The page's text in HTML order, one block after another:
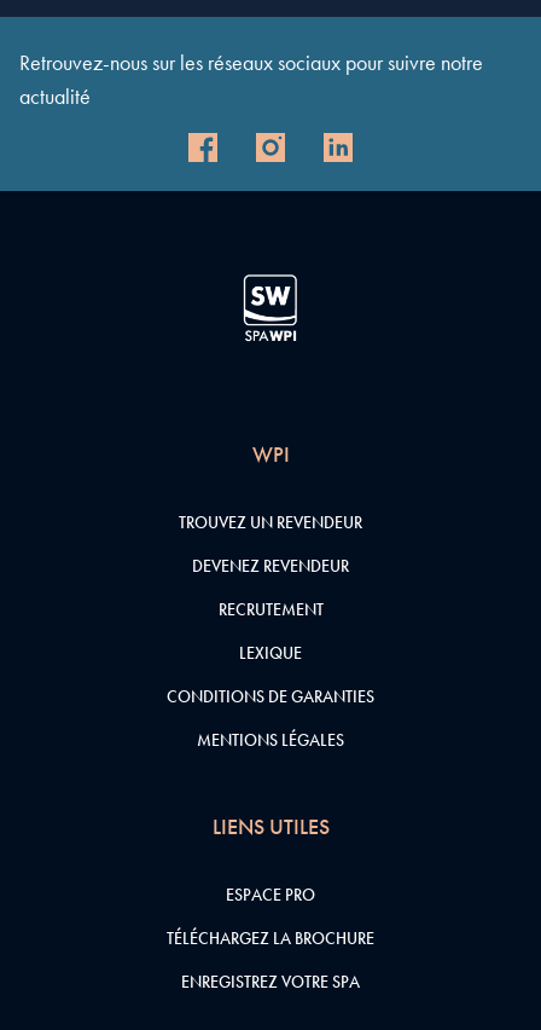
Retrouvez-nous sur les réseaux sociaux pour suivre notre
actualité
WPI
TROUVEZ UN REVENDEUR
DEVENEZ REVENDEUR
RECRUTEMENT
LEXIQUE
CONDITIONS DE GARANTIES
MENTIONS LÉGALES
LIENS UTILES
ESPACE PRO
TÉLÉCHARGEZ LA BROCHURE
ENREGISTREZ VOTRE SPA